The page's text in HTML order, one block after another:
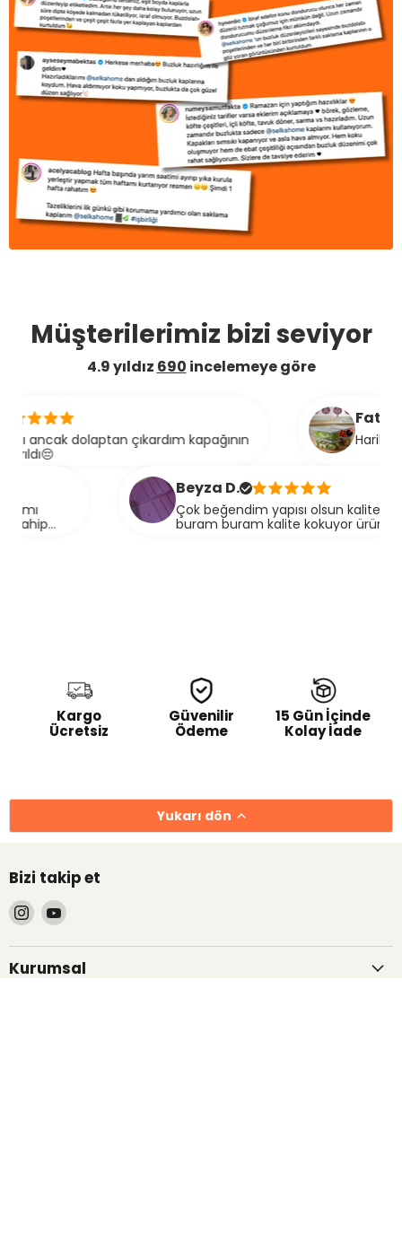
Müşterilerimiz bizi seviyor
4.9 yıldız 690 incelemeye göre
çıkardım kapağının
Fatma E.
Harika beğendim
Beyza D.
Çok beğendim yapısı olsun kalitesi olsun müthiş
buram buram kalite kokuyor üründe çevremdeki
Kargo
Ücretsiz
Güvenilir
Ödeme
15 Gün İçinde
Kolay İade
Yukarı dön
Bizi takip et
Bizi
Instagram&#39;de
bul
Bizi
bul
Kurumsal